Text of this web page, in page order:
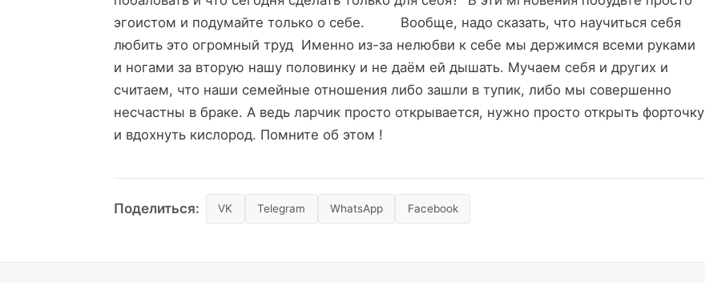
эгоистом и подумайте только о себе. Вообще, надо сказать, что научиться себя
любить это огромный труд Именно из-за нелюбви к себе мы держимся всеми руками
и ногами за вторую нашу половинку и не даём ей дышать. Мучаем себя и других и
считаем, что наши семейные отношения либо зашли в тупик, либо мы совершенно
несчастны в браке. А ведь ларчик просто открывается, нужно просто открыть форточку
и вдохнуть кислород. Помните об этом !
Поделиться: VK Telegram WhatsApp Facebook